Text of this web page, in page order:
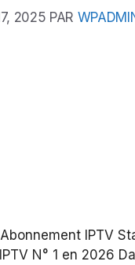
2025 PAR
IPTV
N° 1 en 2026